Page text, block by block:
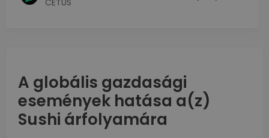
CETUS
A globális gazdasági
események hatása a(z)
Sushi árfolyamára